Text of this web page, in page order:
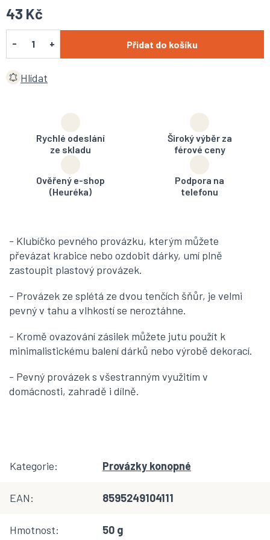
43 Kč
Přidat do košíku
Hlídat
Rychlé odeslání
ze skladu
Široký výběr za
férové ceny
Ověřený e-shop
(Heuréka)
Podpora na
telefonu
- Klubíčko pevného provázku, kterým můžete
převázat krabice nebo ozdobit dárky, umí plně
zastoupit plastový provázek.
- Provázek ze splétá ze dvou tenčích šňůr, je velmi
pevný v tahu a vlhkostí se neroztáhne.
- Kromě ovazování zásilek můžete jutu použít k
minimalistickému balení dárků nebo výrobě dekorací.
- Pevný provázek s všestranným využitím v
domácnosti, zahradě i dílně.
Kategorie: Provázky konopné
EAN: 8595249104111
Hmotnost: 50 g